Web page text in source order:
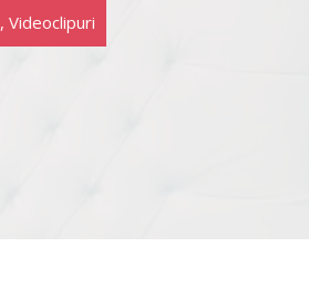
, Videoclipuri